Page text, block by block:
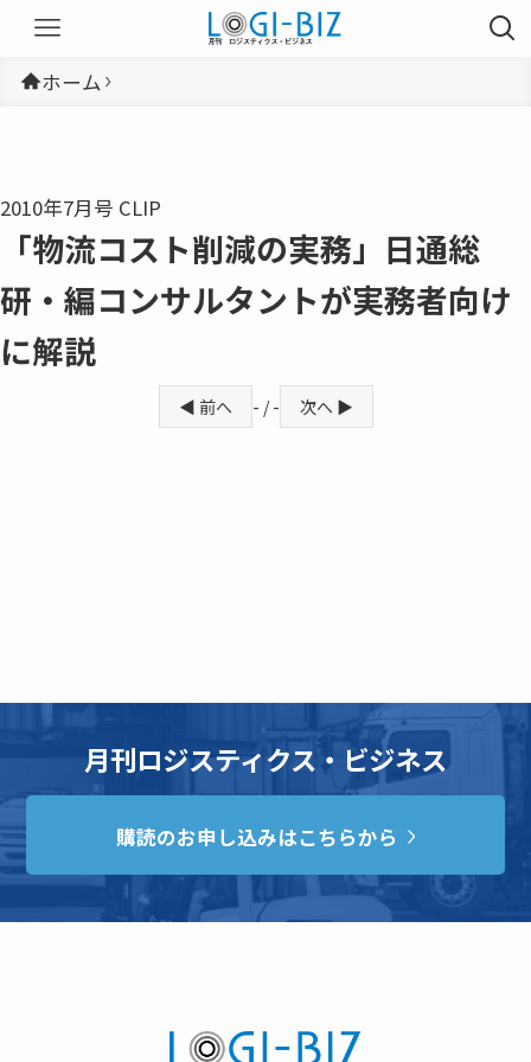
ホーム
2010年7月号 CLIP
「物流コスト削減の実務」日通総
研・編コンサルタントが実務者向け
に解説
◀ 前へ - / - 次へ ▶
月刊ロジスティクス・ビジネス
購読のお申し込みはこちらから